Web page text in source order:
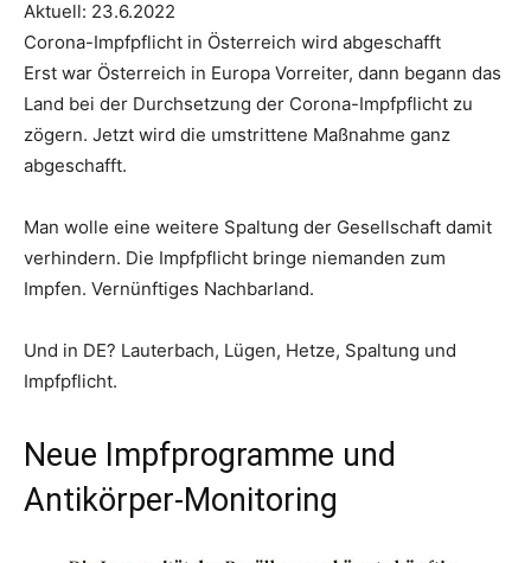
Aktuell: 23.6.2022
Corona-Impfpflicht in Österreich wird abgeschafft
Erst war Österreich in Europa Vorreiter, dann begann das
Land bei der Durchsetzung der Corona-Impfpflicht zu
zögern. Jetzt wird die umstrittene Maßnahme ganz
abgeschafft.
Man wolle eine weitere Spaltung der Gesellschaft damit
verhindern. Die Impfpflicht bringe niemanden zum
Impfen. Vernünftiges Nachbarland.
Und in DE? Lauterbach, Lügen, Hetze, Spaltung und
Impfpflicht.
Neue Impfprogramme und
Antikörper-Monitoring